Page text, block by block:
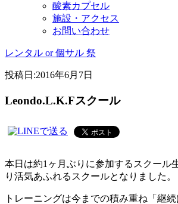
酸素カプセル
施設・アクセス
お問い合わせ
レンタル or 個サル 祭
投稿日:2016年6月7日
Leondo.L.K.Fスクール
本日は約1ヶ月ぶりに参加するスクール
り活気あふれるスクールとなりました。
トレーニングは今までの積み重ね「継